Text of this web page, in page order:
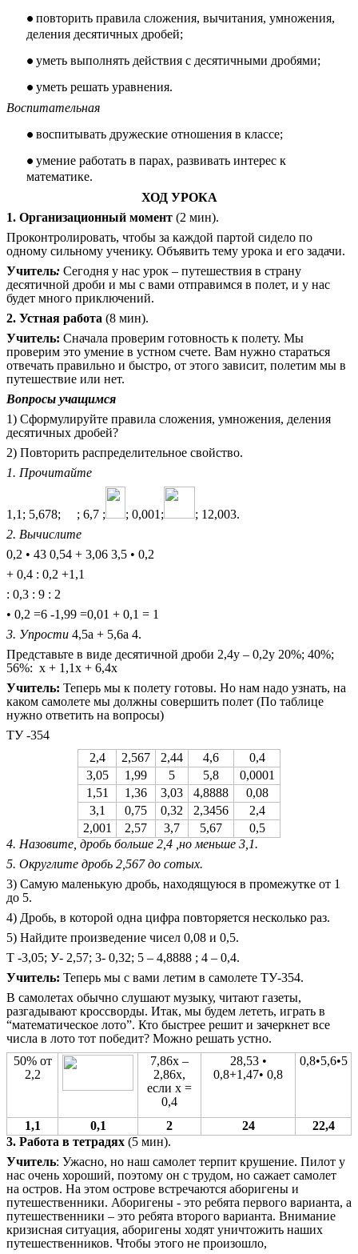
повторить правила сложения, вычитания, умножения,
деления десятичных дробей;
уметь выполнять действия с десятичными дробями;
уметь решать уравнения.
Воспитательная
воспитывать дружеские отношения в классе;
умение работать в парах, развивать интерес к
математике.
ХОД УРОКА
1. Организационный момент (2 мин).
Проконтролировать, чтобы за каждой партой сидело по
одному сильному ученику. Объявить тему урока и его задачи.
Учитель: Сегодня у нас урок – путешествия в страну
десятичной дроби и мы с вами отправимся в полет, и у нас
будет много приключений.
2. Устная работа (8 мин).
Учитель: Сначала проверим готовность к полету. Мы
проверим это умение в устном счете. Вам нужно стараться
отвечать правильно и быстро, от этого зависит, полетим мы в
путешествие или нет.
Вопросы учащимся
1) Сформулируйте правила сложения, умножения, деления
десятичных дробей?
2) Повторить распределительное свойство.
1. Прочитайте
1,1; 5,678; ; 6,7 ; ; 0,001;
; 12,003.
2. Вычислите
0,2 • 43 0,54 + 3,06 3,5 • 0,2
+ 0,4 : 0,2 +1,1
: 0,3 : 9 : 2
• 0,2 =6 -1,99 =0,01 + 0,1 = 1
3. Упрости 4,5a + 5,6a 4.
Представьте в виде десятичной дроби 2,4y – 0,2y 20%; 40%;
56%: x + 1,1x + 6,4x
Учитель: Теперь мы к полету готовы. Но нам надо узнать, на
каком самолете мы должны совершить полет (По таблице
нужно ответить на вопросы)
ТУ -354
2,4
2,567 2,44 4,6
0,4
3,05
1,99 5 5,8
0,0001
1,51
1,36 3,03 4,8888
0,08
3,1
0,75 0,32 2,3456
2,4
2,001
2,57 3,7 5,67
0,5
4. Назовите, дробь больше 2,4 ,но меньше 3,1.
5. Округлите дробь 2,567 до сотых.
3) Самую маленькую дробь, находящуюся в промежутке от 1
до 5.
4) Дробь, в которой одна цифра повторяется несколько раз.
5) Найдите произведение чисел 0,08 и 0,5.
Т -3,05; У- 2,57; 3- 0,32; 5 – 4,8888 ; 4 – 0,4.
Учитель: Теперь мы с вами летим в самолете ТУ-354.
В самолетах обычно слушают музыку, читают газеты,
разгадывают кроссворды. Итак, мы будем лететь, играть в
“математическое лото”. Кто быстрее решит и зачеркнет все
числа в лото тот победит? Можно решать устно.
50% от
2,2
7,86x –
2,86x,
если x =
0,4
28,53 •
0,8+1,47• 0,8
0,8•5,6•5
1,1 0,1 2 24
22,4
3. Работа в тетрадях (5 мин).
Учитель: Ужасно, но наш самолет терпит крушение. Пилот у
нас очень хороший, поэтому он с трудом, но сажает самолет
на остров. На этом острове встречаются аборигены и
путешественники. Аборигены - это ребята первого варианта, а
путешественники – это ребята второго варианта. Внимание
кризисная ситуация, аборигены ходят уничтожить наших
путешественников. Чтобы этого не произошло,